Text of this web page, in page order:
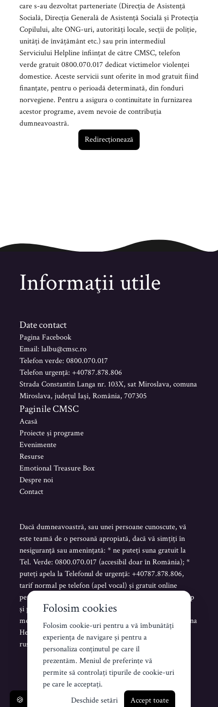
care s-au dezvoltat parteneriate (Direcția de Asistență
Socială, Direcția Generală de Asistență Socială și Protecția
Copilului, alte ONG-uri, autorități locale, secții de poliție,
unități de învățământ etc.) sau prin intermediul
Serviciului Helpline înființat de către CMSC, telefon
verde gratuit 0800.070.017 dedicat victimelor violenței
domestice. Aceste servicii sunt oferite în mod gratuit fiind
finanțate, pentru o perioadă determinată, din fonduri
norvegiene. Pentru a asigura o continuitate în furnizarea
acestor programe, avem nevoie de contribuția
dumneavoastră.
Redirecționează
Informaţii utile
Date contact
Pagina Facebook
Email: lalbu@cmsc.ro
Telefon verde: 0800.070.017
Telefon urgență: +40787.878.806
Strada Constantin Langa nr. 103X, sat Miroslava, comuna
Miroslava, județul Iași, România, 707305
Paginile CMSC
Acasă
Proiecte şi programe
Evenimente
Resurse
Emotional Treasure Box
Despre noi
Contact
Dacă dumneavoastră, sau unei persoane cunoscute, vă
este teamă de o persoană apropiată, dacă vă simțiți în
nesiguranță sau amenințată: * ne puteți suna gratuit la
Tel. Verde: 0800.070.017 (accesibil doar în România); *
puteți apela la Telefonul de urgență: +40787.878.806,
tarif normal pe telefon (apel vocal) și gratuit online
pentru mesaje scrise sau vocale pe Telegram, WhatsApp
și pentru mesaje scrise de tip SMS. * puteți trimite un
mesaj scris pe platforma www.helenahelpline.com Helena
Helpline este accesibilă NON STOP în limba română,
rusă, ucraineană și engleză.
Creat de Koddezign
🍪
Folosim cookies
Folosim cookie-uri pentru a vă îmbunătăți
experiența de navigare și pentru a
personaliza conținutul pe care îl
prezentăm. Meniul de preferinţe vă
permite să controlați tipurile de cookie-uri
pe care le acceptați.
Deschide setări
Accept toate